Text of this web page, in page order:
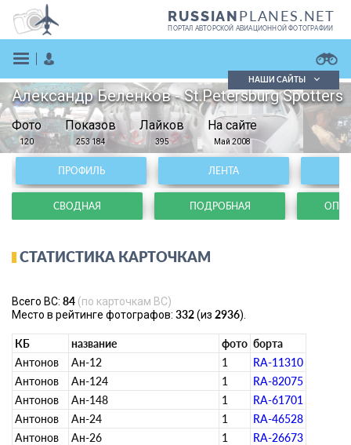
RUSSIANPLANES.NET
ПОРТАЛ АВТОРСКОЙ АВИАЦИОННОЙ ФОТОГРАФИИ
Поиск фотографий
Поиск в реестре
Кратко
Подробно
НАШИ САЙТЫ
Александр Беленков - St.Petersburg Spotters
Фото
120
Показов
253 184
Лайков
395
На сайте
Май 2008
ПРОФИЛЬ ЛЕНТА
СВОДНАЯ ПОДРОБНАЯ
СТАТИСТИКА КАРТОЧКАМ
Всего ВС: 84 (по карточкам ВС)
Место в рейтинге фотографов: 332(из 2936).
КБ название фото борта
Антонов
Ан-12 1
RA-11310
Антонов
Ан-124 1
RA-82075
Антонов
Ан-148 1
RA-61701
Антонов
Ан-24 1
RA-46528
Антонов
Ан-26 1
RA-26673